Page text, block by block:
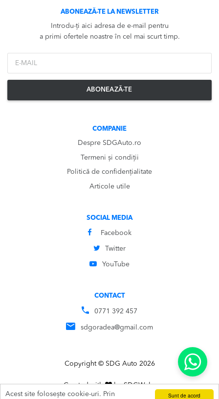
Sunt de acord
Acest site folosește cookie-uri. Prin
ABONEAZĂ-TE LA NEWSLETTER
Introdu-ți aici adresa de e-mail pentru
a primi ofertele noastre în cel mai scurt timp.
ABONEAZĂ-TE
COMPANIE
Despre SDGAuto.ro
Termeni și condiții
Politică de confidențialitate
Articole utile
SOCIAL MEDIA
Facebook
Twitter
YouTube
CONTACT
0771 392 457
sdgoradea@gmail.com
Copyright © SDG Auto 2026
Created with bySDGWebs